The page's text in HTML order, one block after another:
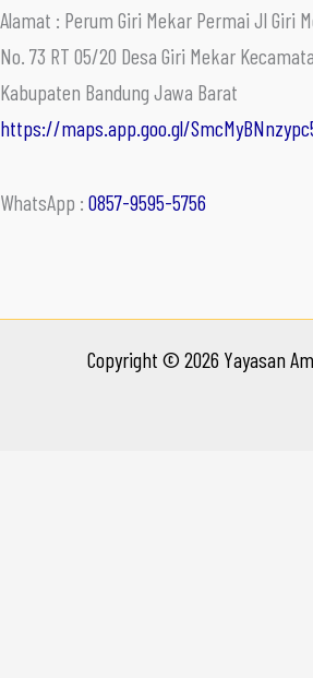
Alamat : Perum Giri Mekar Permai Jl Giri
No. 73 RT 05/20 Desa Giri Mekar
Kabupaten Bandung Jawa Barat
https://maps.app.goo.gl/
WhatsApp : 0857-9595-5756
Copyright © 2026 Yayasan